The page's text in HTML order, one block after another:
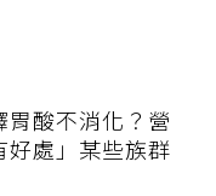
胃酸不消化？營
好處」某些族群